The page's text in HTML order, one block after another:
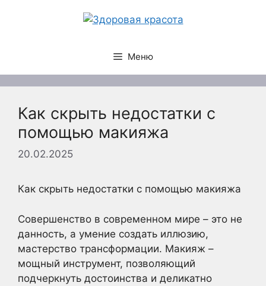
Меню
Как скрыть недостатки с
помощью макияжа
20.02.2025
Как скрыть недостатки с помощью макияжа
Совершенство в современном мире – это не
данность, а умение создать иллюзию,
мастерство трансформации. Макияж –
мощный инструмент, позволяющий
подчеркнуть достоинства и деликатно